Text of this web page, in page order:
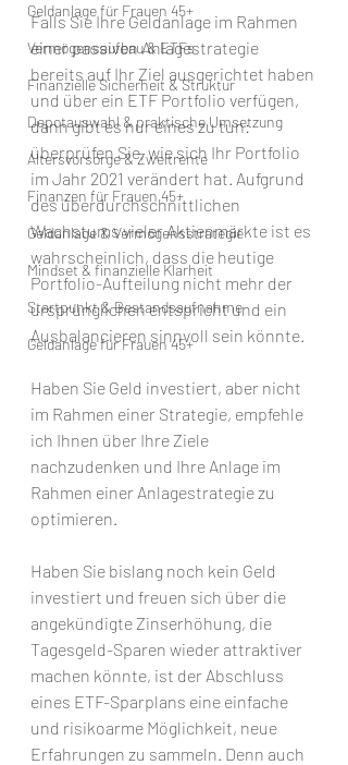
Geldanlage für Frauen 45+
Vermögensaufbau & ETFs
Finanzielle Sicherheit & Struktur
Depotauswahl & praktische Umsetzung
Altersvorsorge & Zweitrente
Finanzen für Frauen 45+
Geldanlage & Vermögensstrategie
Mindset & finanzielle Klarheit
Startpunkt & Bestandsaufnahme
Geldanlage für Frauen 45+
Falls Sie Ihre Geldanlage im Rahmen
einer passiven Anlagestrategie
bereits auf Ihr Ziel ausgerichtet haben
und über ein ETF Portfolio verfügen,
dann gibt es nur eines zu tun:
überprüfen Sie, wie sich Ihr Portfolio
im Jahr 2021 verändert hat. Aufgrund
des überdurchschnittlichen
Wachstums vieler Aktienmärkte ist es
wahrscheinlich, dass die heutige
Portfolio-Aufteilung nicht mehr der
ursprünglichen entspricht und ein
Ausbalancieren sinnvoll sein könnte.
Haben Sie Geld investiert, aber nicht
im Rahmen einer Strategie, empfehle
ich Ihnen über Ihre Ziele
nachzudenken und Ihre Anlage im
Rahmen einer Anlagestrategie zu
optimieren.
Haben Sie bislang noch kein Geld
investiert und freuen sich über die
angekündigte Zinserhöhung, die
Tagesgeld-Sparen wieder attraktiver
machen könnte, ist der Abschluss
eines ETF-Sparplans eine einfache
und risikoarme Möglichkeit, neue
Erfahrungen zu sammeln. Denn auch